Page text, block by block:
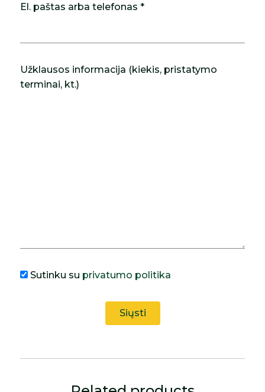
El. paštas arba telefonas *
Užklausos informacija (kiekis, pristatymo
terminai, kt.)
Sutinku su privatumo politika